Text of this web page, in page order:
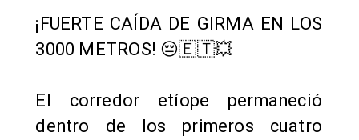
¡FUERTE CAÍDA DE GIRMA EN LOS
3000 METROS! 😔🇪🇹💥
El corredor etíope permaneció
dentro de los primeros cuatro